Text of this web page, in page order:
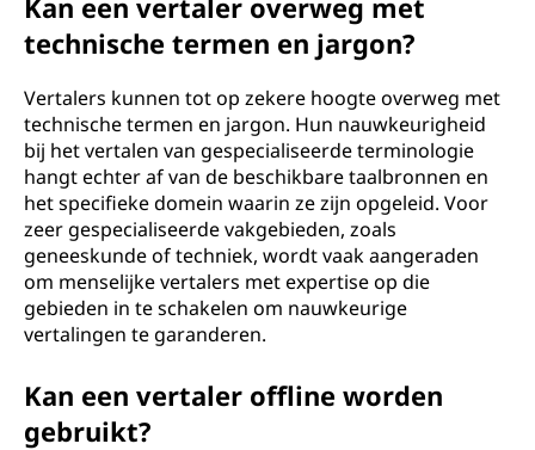
Kan een vertaler overweg met
technische termen en jargon?
Vertalers kunnen tot op zekere hoogte overweg met
technische termen en jargon. Hun nauwkeurigheid
bij het vertalen van gespecialiseerde terminologie
hangt echter af van de beschikbare taalbronnen en
het specifieke domein waarin ze zijn opgeleid. Voor
zeer gespecialiseerde vakgebieden, zoals
geneeskunde of techniek, wordt vaak aangeraden
om menselijke vertalers met expertise op die
gebieden in te schakelen om nauwkeurige
vertalingen te garanderen.
Kan een vertaler offline worden
gebruikt?